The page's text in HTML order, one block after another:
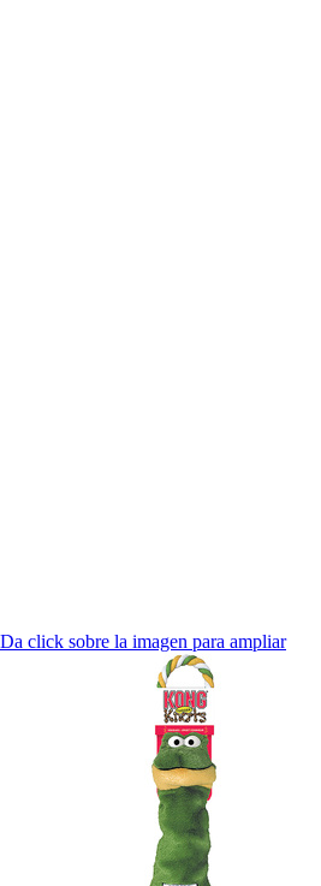
Da click sobre la imagen para ampliar